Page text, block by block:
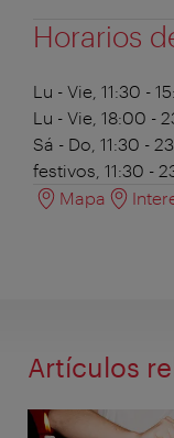
Horarios
Lu - Vie, 11:30 -
Lu - Vie, 18:00 -
Sá - Do, 11:30 -
festivos, 11:30 -
Mapa
Artículos